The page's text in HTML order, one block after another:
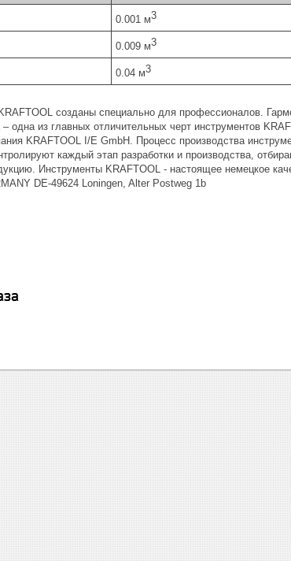
0.001 м3
0.009 м3
0.04 м3
созданы специально для профессионалов.
– одна из главных отличительных черт инструментов
KRAFTOOL I/E GmbH. Процесс производства
каждый этап разработки и производства,
Инструменты KRAFTOOL - настоящее немецкое
DE-49624 Loningen, Alter Postweg 1b